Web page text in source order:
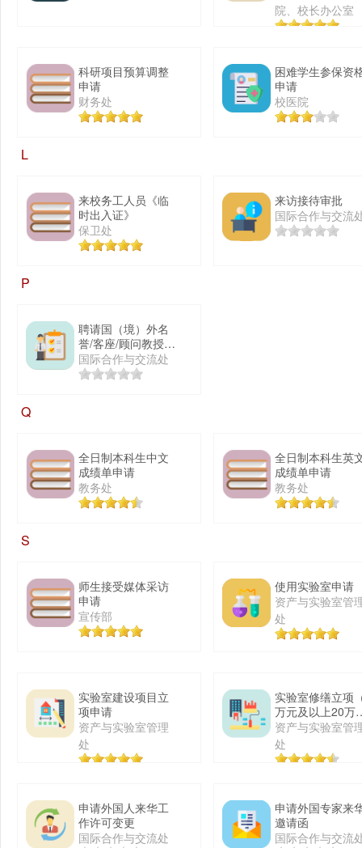
院、校长办公室
科研项目预算调整
申请
财务处
困难学生参保资
申请
校医院
L
来校务工人员《临
时出入证》
保卫处
来访接待审批
国际合作与交流
P
聘请国（境）外名
誉/客座/顾问教授审
批表
国际合作与交流处
Q
全日制本科生中文
成绩单申请
教务处
全日制本科生英
成绩单申请
教务处
S
师生接受媒体采访
申请
宣传部
使用实验室申请
资产与实验室管
处
实验室建设项目立
项申请
资产与实验室管理
处
实验室修缮立项
万元及以上20万
以下）
资产与实验室管
处
申请外国人来华工
作许可变更
国际合作与交流处
申请外国专家来
邀请函
国际合作与交流